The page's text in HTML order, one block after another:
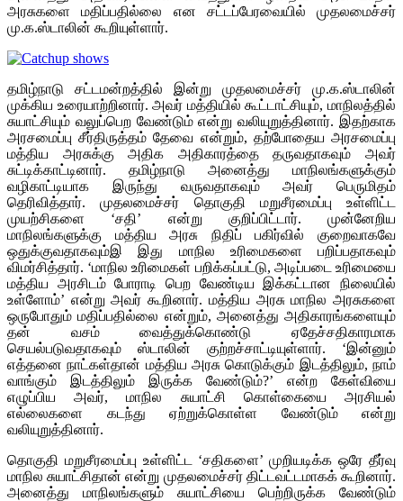
அரசுகளை மதிப்பதில்லை என சட்டப்பேரவையில் முதலமைச்சர்
மு.க.ஸ்டாலின் கூறியுள்ளார்.
தமிழ்நாடு சட்டமன்றத்தில் இன்று முதலமைச்சர் மு.க.ஸ்டாலின்
முக்கிய உரையாற்றினார். அவர் மத்தியில் கூட்டாட்சியும், மாநிலத்தில்
சுயாட்சியும் வலுப்பெற வேண்டும் என்று வலியுறுத்தினார். இதற்காக
அரசமைப்பு சீர்திருத்தம் தேவை என்றும், தற்போதைய அரசமைப்பு
மத்திய அரசுக்கு அதிக அதிகாரத்தை தருவதாகவும் அவர்
சுட்டிக்காட்டினார். தமிழ்நாடு அனைத்து மாநிலங்களுக்கும்
வழிகாட்டியாக இருந்து வருவதாகவும் அவர் பெருமிதம்
தெரிவித்தார். முதலமைச்சர் தொகுதி மறுசீரமைப்பு உள்ளிட்ட
முயற்சிகளை ‘சதி’ என்று குறிப்பிட்டார். முன்னேறிய
மாநிலங்களுக்கு மத்திய அரசு நிதிப் பகிர்வில் குறைவாகவே
ஒதுக்குவதாகவும்இ இது மாநில உரிமைகளை பறிப்பதாகவும்
விமர்சித்தார். ‘மாநில உரிமைகள் பறிக்கப்பட்டு, அடிப்படை உரிமையை
மத்திய அரசிடம் போராடி பெற வேண்டிய இக்கட்டான நிலையில்
உள்ளோம்’ என்று அவர் கூறினார். மத்திய அரசு மாநில அரசுகளை
ஒருபோதும் மதிப்பதில்லை என்றும், அனைத்து அதிகாரங்களையும்
தன் வசம் வைத்துக்கொண்டு ஏதேச்சதிகாரமாக
செயல்படுவதாகவும் ஸ்டாலின் குற்றச்சாட்டியுள்ளார். ‘இன்னும்
எத்தனை நாட்கள்தான் மத்திய அரசு கொடுக்கும் இடத்திலும், நாம்
வாங்கும் இடத்திலும் இருக்க வேண்டும்?’ என்ற கேள்வியை
எழுப்பிய அவர், மாநில சுயாட்சி கொள்கையை அரசியல்
எல்லைகளை கடந்து ஏற்றுக்கொள்ள வேண்டும் என்று
வலியுறுத்தினார்.
தொகுதி மறுசீரமைப்பு உள்ளிட்ட ‘சதிகளை’ முறியடிக்க ஒரே தீர்வு
மாநில சுயாட்சிதான் என்று முதலமைச்சர் திட்டவட்டமாகக் கூறினார்.
அனைத்து மாநிலங்களும் சுயாட்சியை பெற்றிருக்க வேண்டும்